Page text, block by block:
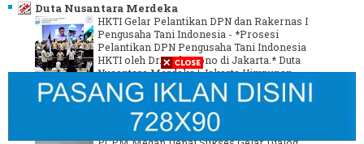
Duta Nusantara Merdeka
HKTI Gelar Pelantikan DPN dan Rakernas I
Pengusaha Tani Indonesia - *Prosesi
Pelantikan DPN Pengusaha Tani Indonesia
HKTI oleh Dr. Sudaryono di Jakarta.* Duta
Nusantara Merdeka | Jakarta Himpunan
Pengusaha Tani Indonesia ...
2 minggu yang lalu